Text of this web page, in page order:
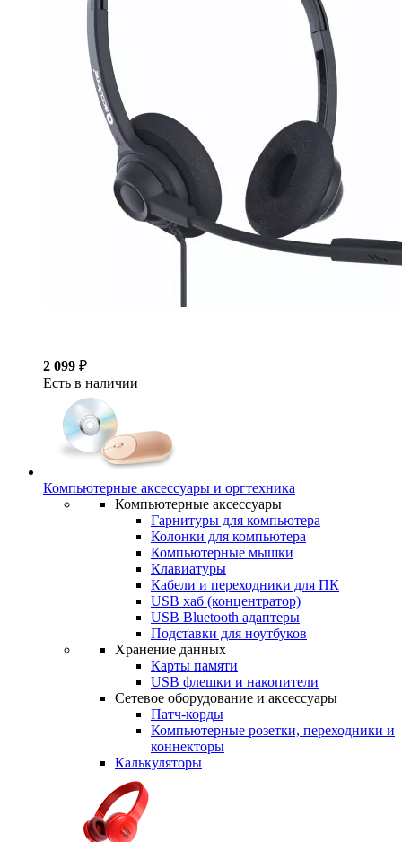
2 099 ₽
Есть в наличии
Компьютерные аксессуары и оргтехника
Компьютерные аксессуары
Гарнитуры для компьютера
Колонки для компьютера
Компьютерные мышки
Клавиатуры
Кабели и переходники для ПК
USB хаб (концентратор)
USB Bluetooth адаптеры
Подставки для ноутбуков
Хранение данных
Карты памяти
USB флешки и накопители
Сетевое оборудование и аксессуары
Патч-корды
Компьютерные розетки, переходники и
коннекторы
Калькуляторы